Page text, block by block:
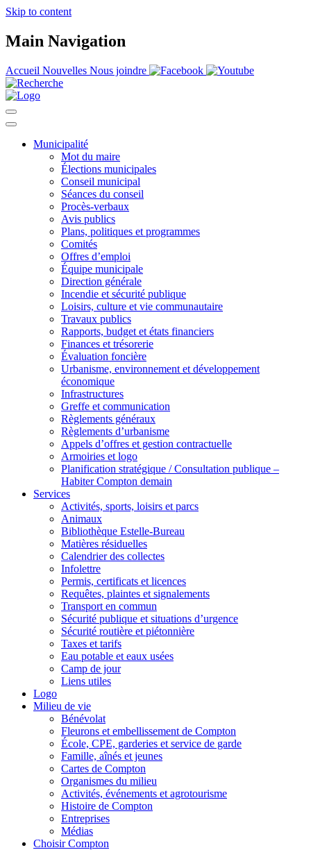
Skip to content
Main Navigation
Accueil Nouvelles Nous joindre
Municipalité
Mot du maire
Élections municipales
Conseil municipal
Séances du conseil
Procès-verbaux
Avis publics
Plans, politiques et programmes
Comités
Offres d’emploi
Équipe municipale
Direction générale
Incendie et sécurité publique
Loisirs, culture et vie communautaire
Travaux publics
Rapports, budget et états financiers
Finances et trésorerie
Évaluation foncière
Urbanisme, environnement et développement
économique
Infrastructures
Greffe et communication
Règlements généraux
Règlements d’urbanisme
Appels d’offres et gestion contractuelle
Armoiries et logo
Planification stratégique / Consultation publique –
Habiter Compton demain
Services
Activités, sports, loisirs et parcs
Animaux
Bibliothèque Estelle-Bureau
Matières résiduelles
Calendrier des collectes
Infolettre
Permis, certificats et licences
Requêtes, plaintes et signalements
Transport en commun
Sécurité publique et situations d’urgence
Sécurité routière et piétonnière
Taxes et tarifs
Eau potable et eaux usées
Camp de jour
Liens utiles
Logo
Milieu de vie
Bénévolat
Fleurons et embellissement de Compton
École, CPE, garderies et service de garde
Famille, aînés et jeunes
Cartes de Compton
Organismes du milieu
Activités, événements et agrotourisme
Histoire de Compton
Entreprises
Médias
Choisir Compton